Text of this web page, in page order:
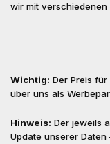
wir mit verschiedenen
Wichtig: Der Preis
über uns als
Hinweis: Der jeweils
Update unserer